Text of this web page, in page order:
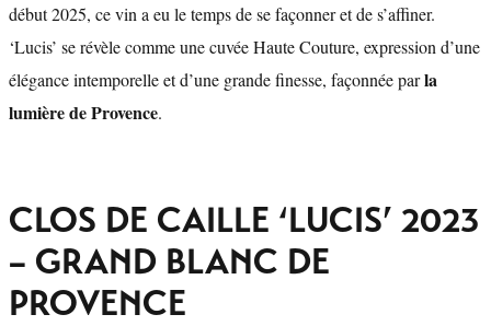
début 2025, ce vin a eu le temps de se façonner et de s’affiner.
‘Lucis’ se révèle comme une cuvée Haute Couture, expression d’une
élégance intemporelle et d’une grande finesse, façonnée parla
lumière de Provence.
CLOS DE CAILLE ‘LUCIS’ 2023
– GRAND BLANC DE
PROVENCE